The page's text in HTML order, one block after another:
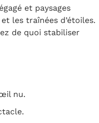
et paysages
les traînées d’étoiles.
de quoi stabiliser
nu.